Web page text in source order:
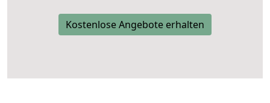
Kostenlose Angebote erhalten